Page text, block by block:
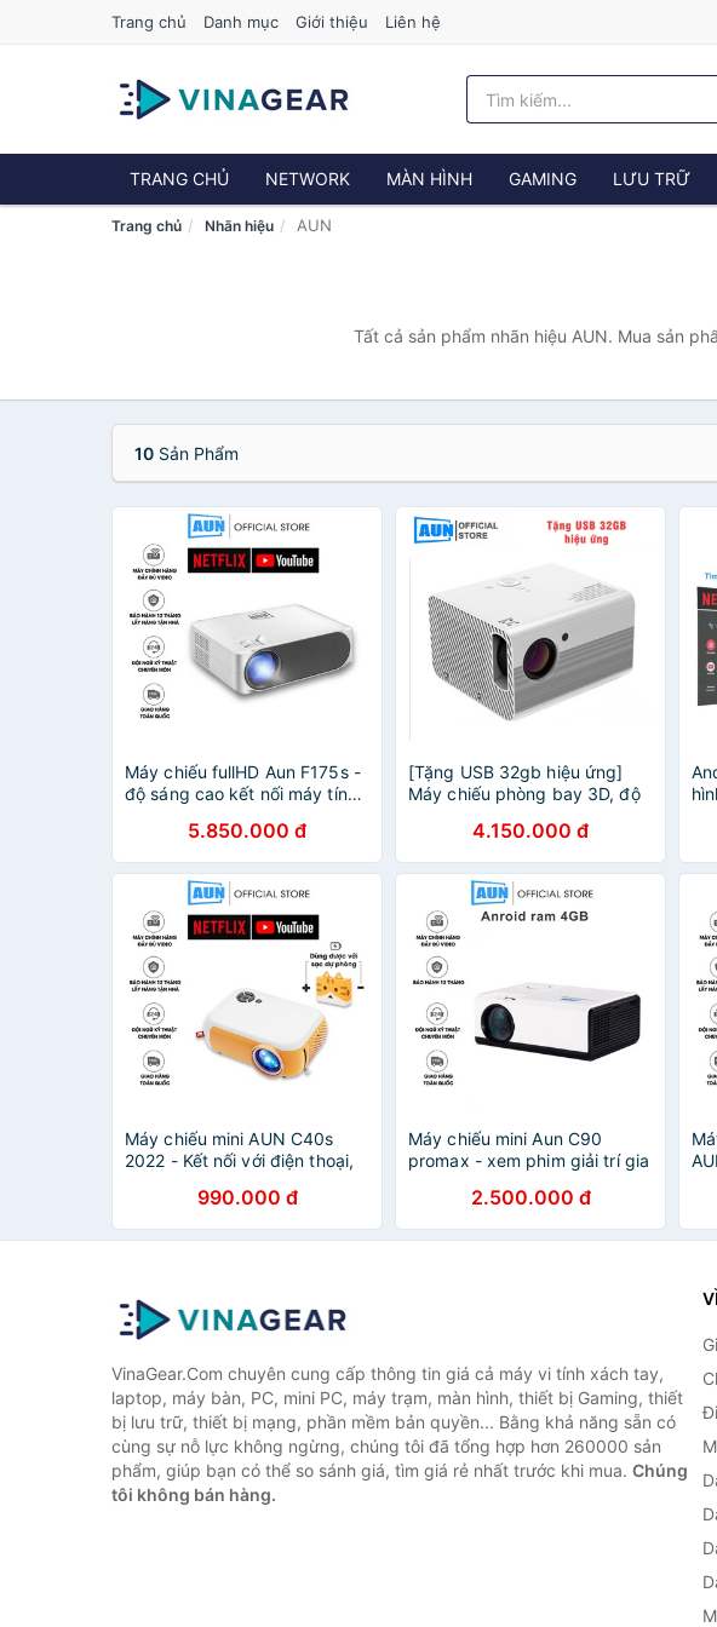
Trang chủ Danh mục Giới thiệu Liên hệ
TRANG CHỦ NETWORK MÀN HÌNH GAMING LƯU TRỮ
Trang chủ Nhãn hiệu AUN
Tất cả sản phẩm nhãn hiệu AUN. Mua sản
10 Sản Phẩm
Máy chiếu fullHD Aun F175s -
độ sáng cao kết nối máy tính -
5.850.000 đ
[Tặng USB 32gb hiệu ứng]
Máy chiếu phòng bay 3D, độ
nét, tích hợp hệ điều hành
android
4.150.000 đ
Máy chiếu mini AUN C40s
2022 - Kết nối với điện thoại,
990.000 đ
Máy chiếu mini Aun C90
promax - xem phim giải trí gia
2.500.000 đ
VinaGear.Com chuyên cung cấp thông tin giá cả máy vi tính xách tay,
laptop, máy bàn, PC, mini PC, máy trạm, màn hình, thiết bị Gaming, thiết
bị lưu trữ, thiết bị mạng, phần mềm bản quyền... Bằng khả năng sẵn có
cùng sự nỗ lực không ngừng, chúng tôi đã tổng hợp hơn 260000 sản
phẩm, giúp bạn có thể so sánh giá, tìm giá rẻ nhất trước khi mua. Chúng
tôi không bán hàng.